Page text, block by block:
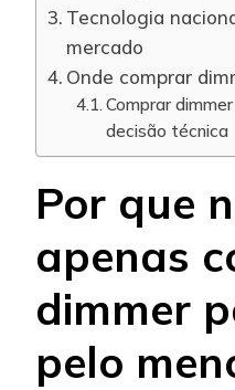
Tecnologia
mercado
Onde comprar
Comprar
decisão técnica
Por que
apenas
dimmer
pelo